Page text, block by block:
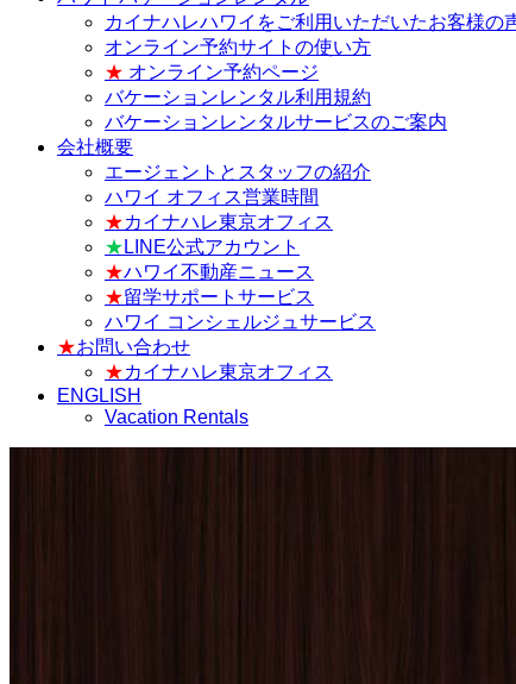
カイナハレハワイをご利用いただいたお客様の
オンライン予約サイトの使い方
★ オンライン予約ページ
バケーションレンタル利用規約
バケーションレンタルサービスのご案内
会社概要
エージェントとスタッフの紹介
ハワイ オフィス営業時間
★カイナハレ東京オフィス
★ LINE公式アカウント
★ハワイ不動産ニュース
★留学サポートサービス
ハワイ コンシェルジュサービス
★お問い合わせ
★カイナハレ東京オフィス
ENGLISH
Vacation Rentals